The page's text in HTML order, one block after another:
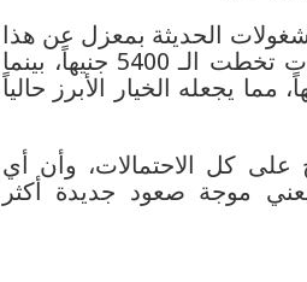
الحديثة بمعزل عن هذا
المشهد، حيث تحرك عيار 18 ليسجل مستويات تخطت الـ 5400 جنيهاً، بينما
عند قمة الـ 50 ألف جنيهاً، مما يجعله الخيار الأبرز حالياً
كل الاحتمالات، وأن أي
موجة صعود جديدة أكثر